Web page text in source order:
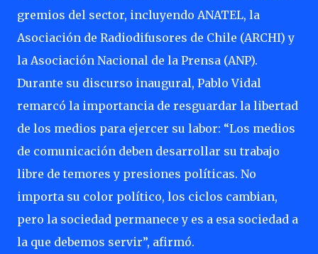
gremios del sector, incluyendo ANATEL, la
Asociación de Radiodifusores de Chile (ARCHI) y
la Asociación Nacional de la Prensa (ANP).
Durante su discurso inaugural, Pablo Vidal
remarcó la importancia de resguardar la libertad
de los medios para ejercer su labor: “Los medios
de comunicación deben desarrollar su trabajo
libre de temores y presiones políticas. No
importa su color político, los ciclos cambian,
pero la sociedad permanece y es a esa sociedad a
la que debemos servir”, afirmó.